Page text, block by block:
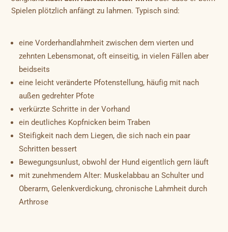
Spielen plötzlich anfängt zu lahmen. Typisch sind:
eine Vorderhandlahmheit zwischen dem vierten und
zehnten Lebensmonat, oft einseitig, in vielen Fällen aber
beidseits
eine leicht veränderte Pfotenstellung, häufig mit nach
außen gedrehter Pfote
verkürzte Schritte in der Vorhand
ein deutliches Kopfnicken beim Traben
Steifigkeit nach dem Liegen, die sich nach ein paar
Schritten bessert
Bewegungsunlust, obwohl der Hund eigentlich gern läuft
mit zunehmendem Alter: Muskelabbau an Schulter und
Oberarm, Gelenkverdickung, chronische Lahmheit durch
Arthrose